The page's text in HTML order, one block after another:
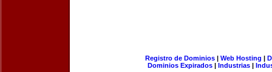
Registro de Dominios| Web Hosting |
Dominios Expirados | Industrias |